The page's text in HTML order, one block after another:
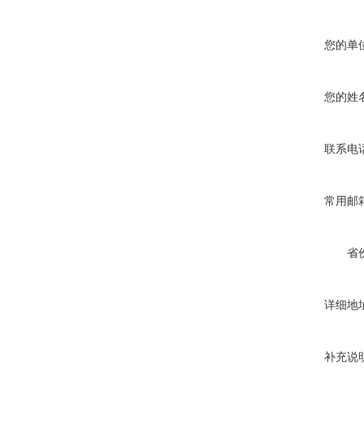
您的单
您的姓
联系电
常用邮
省
详细地
补充说